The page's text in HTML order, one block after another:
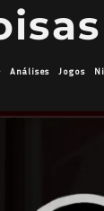
· Análises Jogos